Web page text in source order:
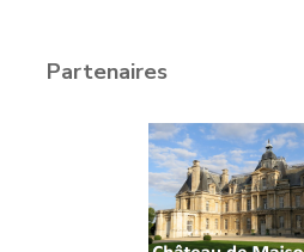
Partenaires